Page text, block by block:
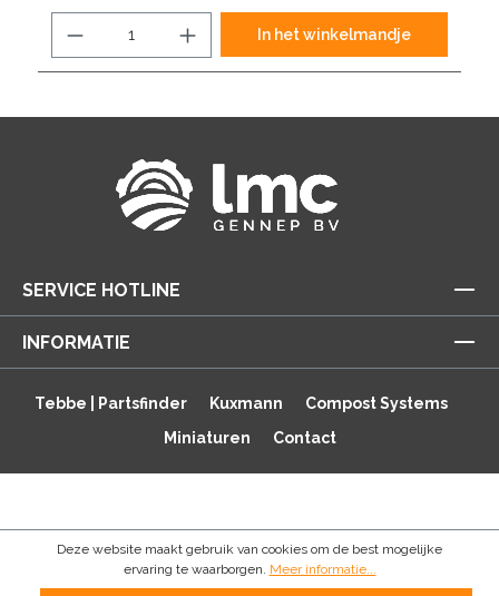
In het winkelmandje
SERVICE HOTLINE
INFORMATIE
Tebbe | Partsfinder Kuxmann
Compost Systems
Miniaturen
Contact
Deze website maakt gebruik van cookies om de best mogelijke
ervaring te waarborgen. Meer informatie...